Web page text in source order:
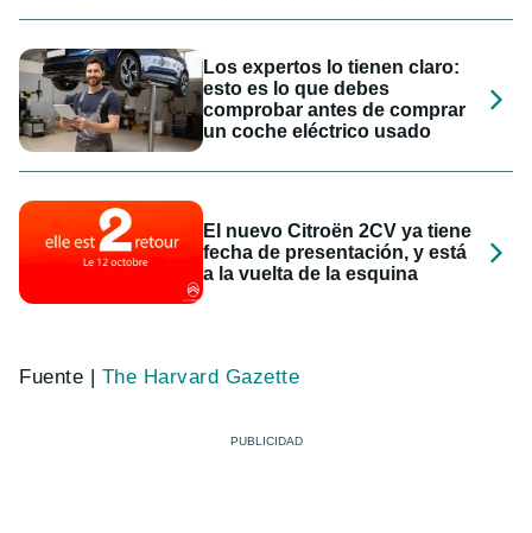
Los expertos lo tienen claro:
esto es lo que debes
comprobar antes de comprar
un coche eléctrico usado
El nuevo Citroën 2CV ya tiene
fecha de presentación, y está
a la vuelta de la esquina
Fuente | The Harvard Gazette